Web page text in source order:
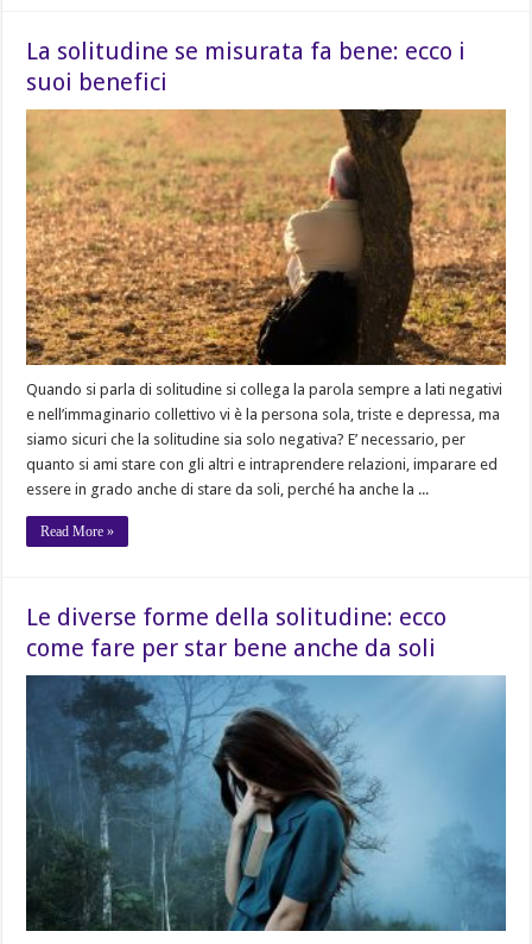
La solitudine se misurata fa bene: ecco i
suoi benefici
Quando si parla di solitudine si collega la parola sempre a lati negativi
e nell’immaginario collettivo vi è la persona sola, triste e depressa, ma
siamo sicuri che la solitudine sia solo negativa? E’ necessario, per
quanto si ami stare con gli altri e intraprendere relazioni, imparare ed
essere in grado anche di stare da soli, perché ha anche la ...
Read More »
Le diverse forme della solitudine: ecco
come fare per star bene anche da soli